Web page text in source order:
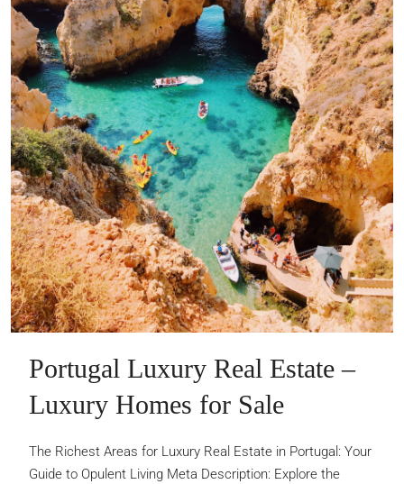
Portugal Luxury Real Estate –
Luxury Homes for Sale
The Richest Areas for Luxury Real Estate in Portugal: Your
Guide to Opulent Living Meta Description: Explore the